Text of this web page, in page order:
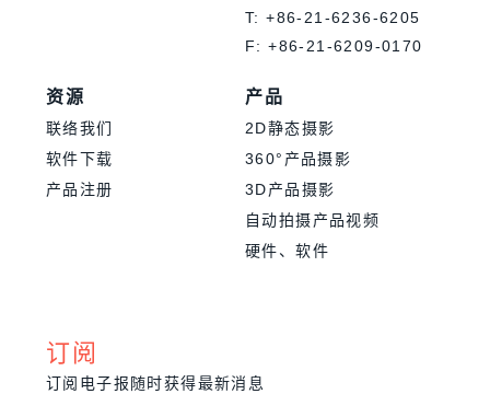
T: +86-21-6236-6205
F: +86-21-6209-0170
资源
联络我们
软件下载
产品注册
产品
2D静态摄影
360°产品摄影
3D产品摄影
自动拍摄产品视频
硬件、软件
订阅
订阅电子报随时获得最新消息